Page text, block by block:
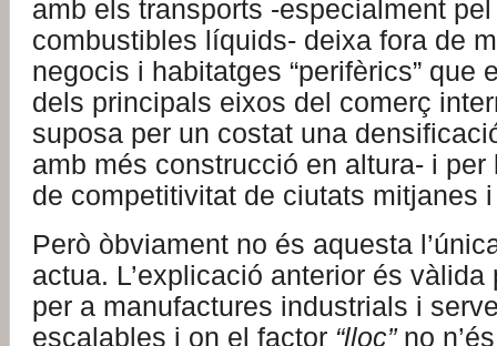
amb els transports -especialment
combustibles líquids- deixa fora de
negocis i habitatges “perifèrics” que
dels principals eixos del comerç
suposa per un costat una
amb més construcció en altura- i per
de competitivitat de ciutats mitjanes
Però òbviament no és aquesta
actua. L’explicació anterior és vàlida
per a manufactures industrials i
escalables i on el factor “lloc”no